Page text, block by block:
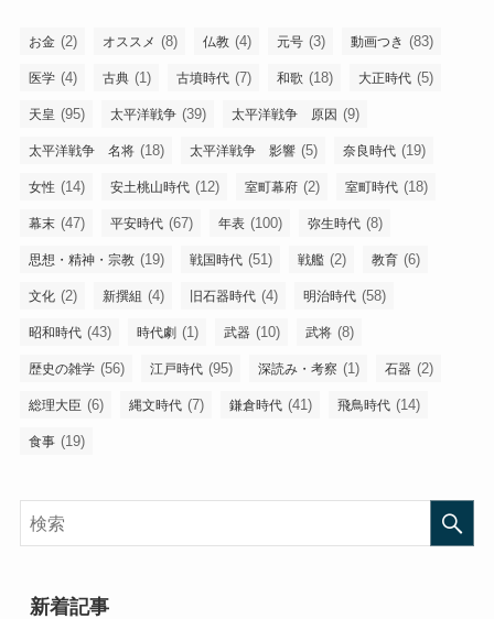
お金 (2) オススメ (8) 仏教 (4) 元号 (3) 動画つき (83)
医学 (4) 古典 (1) 古墳時代 (7) 和歌 (18) 大正時代 (5)
天皇 (95) 太平洋戦争 (39) 太平洋戦争 原因 (9)
太平洋戦争 名将 (18) 太平洋戦争 影響 (5) 奈良時代 (19)
女性 (14) 安土桃山時代 (12) 室町幕府 (2) 室町時代 (18)
幕末 (47) 平安時代 (67) 年表 (100) 弥生時代 (8)
思想・精神・宗教 (19) 戦国時代 (51) 戦艦 (2) 教育 (6)
文化 (2) 新撰組 (4) 旧石器時代 (4) 明治時代 (58)
昭和時代 (43) 時代劇 (1) 武器 (10) 武将 (8)
歴史の雑学 (56) 江戸時代 (95) 深読み・考察 (1) 石器 (2)
総理大臣 (6) 縄文時代 (7) 鎌倉時代 (41) 飛鳥時代 (14)
食事 (19)
新着記事